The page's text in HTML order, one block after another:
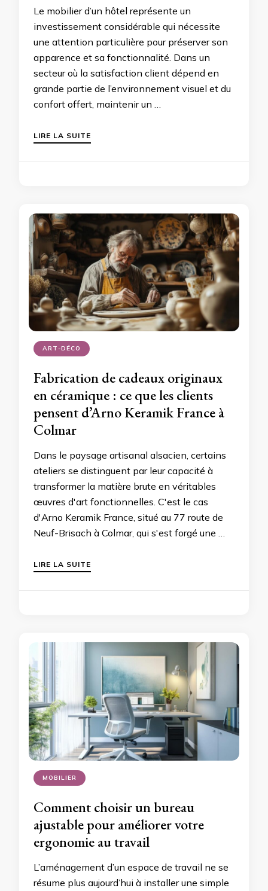
Le mobilier d’un hôtel représente un
investissement considérable qui nécessite
une attention particulière pour préserver son
apparence et sa fonctionnalité. Dans un
secteur où la satisfaction client dépend en
grande partie de l’environnement visuel et du
confort offert, maintenir un …
LIRE LA SUITE
ART-DÉCO
Fabrication de cadeaux originaux
en céramique : ce que les clients
pensent d’Arno Keramik France à
Colmar
Dans le paysage artisanal alsacien, certains
ateliers se distinguent par leur capacité à
transformer la matière brute en véritables
œuvres d'art fonctionnelles. C'est le cas
d'Arno Keramik France, situé au 77 route de
Neuf-Brisach à Colmar, qui s'est forgé une …
LIRE LA SUITE
MOBILIER
Comment choisir un bureau
ajustable pour améliorer votre
ergonomie au travail
L’aménagement d’un espace de travail ne se
résume plus aujourd’hui à installer une simple